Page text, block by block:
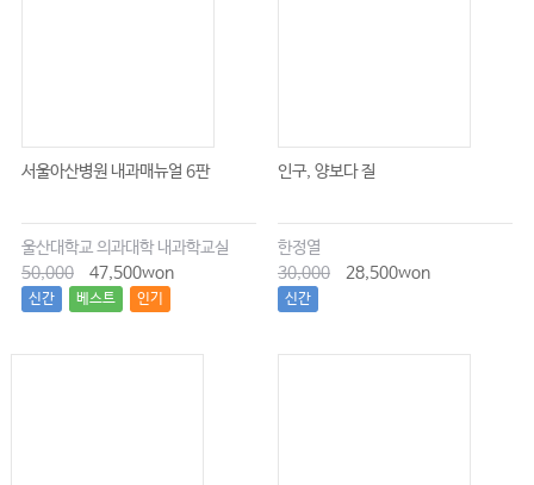
서울아산병원 내과매뉴얼 6판
울산대학교 의과대학 내과학교실
50,000
47,500won
신간 베스트 인기
인구, 양보다 질
한정열
30,000
28,500won
신간